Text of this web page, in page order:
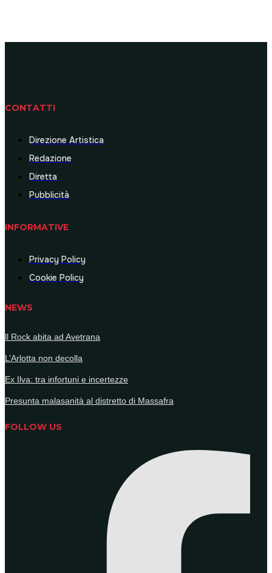
CONTATTI
Direzione Artistica
Redazione
Diretta
Pubblicità
INFORMATIVE
Privacy Policy
Cookie Policy
NEWS
ll Rock abita ad Avetrana
L’Arlotta non decolla
Ex Ilva: tra infortuni e incertezze
Presunta malasanità al distretto di Massafra
FOLLOW US